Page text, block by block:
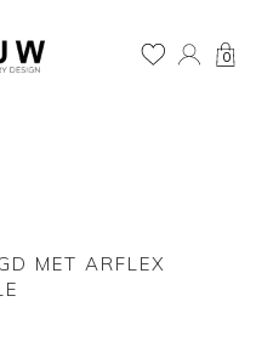
0
MET ARFLEX